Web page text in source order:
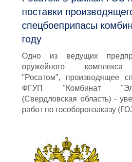
поставки
спецбоеприпасы
году
Одно из ведущих
оружейного комплекса
"Росатом", производящее
ФГУП "Комбинат
(Свердловская область) -
работ по гособоронзаказу